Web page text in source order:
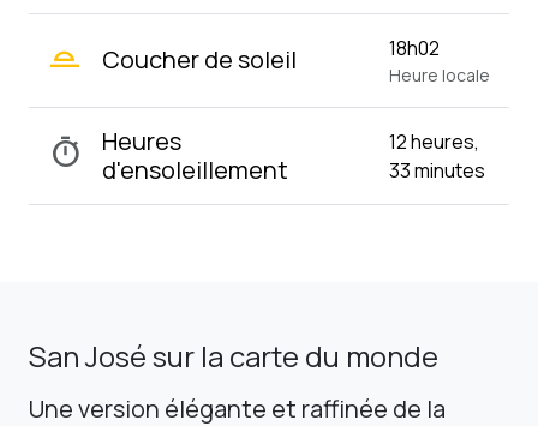
wb_twilight_2 Coucher de soleil 18h02
Heure locale
timer
Heures
d'ensoleillement
12 heures,
33 minutes
San José sur la carte du monde
Une version élégante et raffinée de la